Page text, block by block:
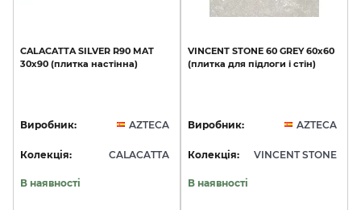
CALACATTA SILVER R90 MAT
30х90 (плитка настінна)
Виробник: AZTECA
Колекція: CALACATTA
В наявності
VINCENT STONE 60 GREY 60x60
(плитка для підлоги і стін)
Виробник: AZTECA
Колекція: VINCENT STONE
В наявності